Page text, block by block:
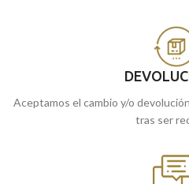
Aceptamos el cambio y/o
tras ser